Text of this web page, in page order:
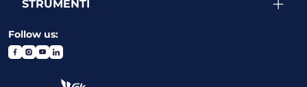
STRUMENTI
Follow us: